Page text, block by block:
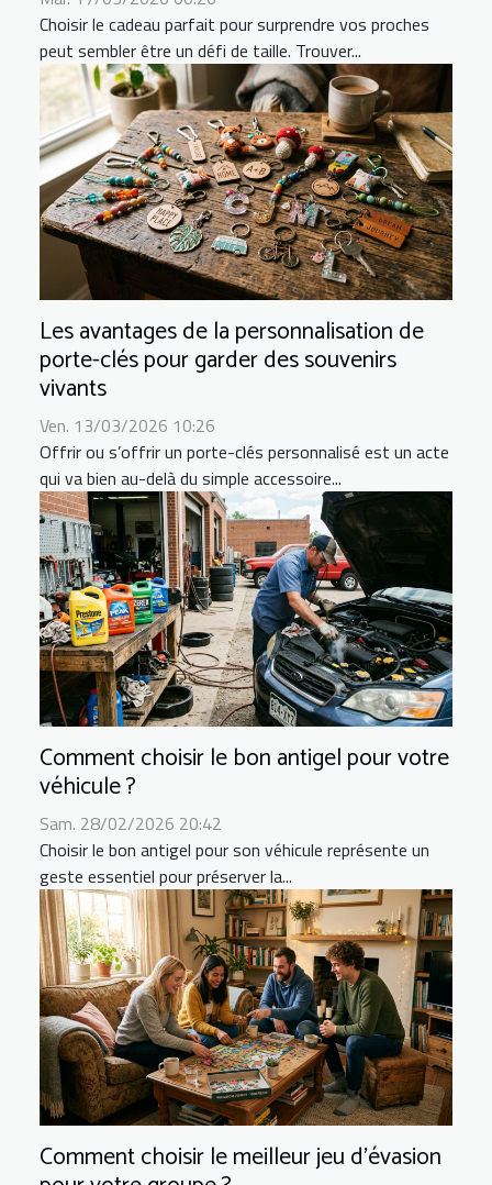
Choisir le cadeau parfait pour surprendre vos proches
peut sembler être un défi de taille. Trouver...
Les avantages de la personnalisation de
porte-clés pour garder des souvenirs
vivants
Ven. 13/03/2026 10:26
Offrir ou s’offrir un porte-clés personnalisé est un acte
qui va bien au-delà du simple accessoire...
Comment choisir le bon antigel pour votre
véhicule ?
Sam. 28/02/2026 20:42
Choisir le bon antigel pour son véhicule représente un
geste essentiel pour préserver la...
Comment choisir le meilleur jeu d'évasion